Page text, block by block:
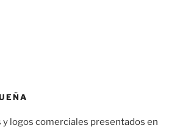
y logos comerciales presentados en